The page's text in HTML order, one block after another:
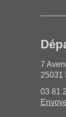
7
25031
03 81